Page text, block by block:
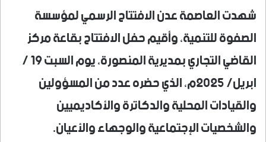
شهدت العاصمة عدن الافتتاح الرسمي لمؤسسة
الصفوة للتنمية، وأقيم حفل الافتتاح بقاعة مركز
القاضي التجاري بمديرية المنصورة، يوم السبت 19 /
ابريل/ 2025م، الذي حضره عدد من المسؤولين
والقيادات المحلية والدكاترة والأكاديميين
والشخصيات الإجتماعية والوجهاء والأعيان.